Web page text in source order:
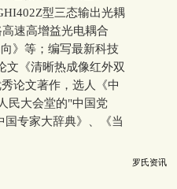
型三态输出光耦
速高增益光电耦合
》等；编写最新科技
文《清晰热成像红外双
论文著作，选人《中
民大会堂的"中国党
专家大辞典》、《当
罗氏资讯